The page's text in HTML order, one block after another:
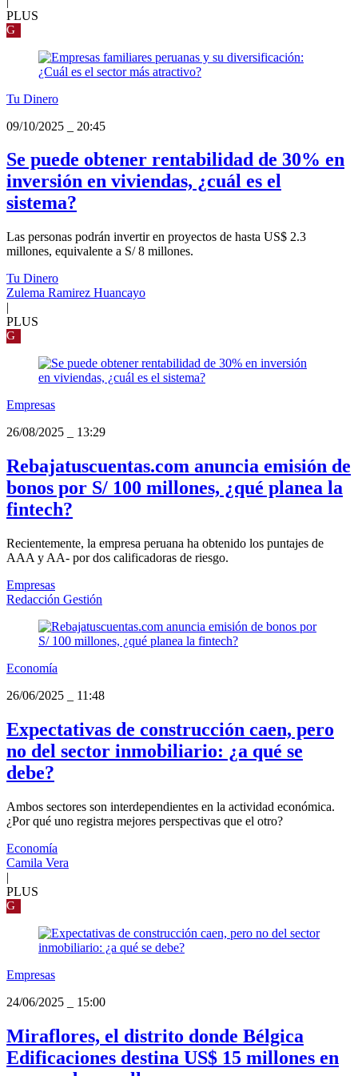
PLUS
G
Tu Dinero
09/10/2025
20:45
Se puede obtener rentabilidad de 30% en
inversión en viviendas, ¿cuál es el
sistema?
Las personas podrán invertir en proyectos de hasta US$ 2.3
millones, equivalente a S/ 8 millones.
Tu Dinero
Zulema Ramirez Huancayo
|
PLUS
G
Empresas
26/08/2025
13:29
Rebajatuscuentas.com anuncia emisión de
bonos por S/ 100 millones, ¿qué planea la
fintech?
Recientemente, la empresa peruana ha obtenido los puntajes de
AAA y AA- por dos calificadoras de riesgo.
Empresas
Redacción Gestión
Economía
26/06/2025
11:48
Expectativas de construcción caen, pero
no del sector inmobiliario: ¿a qué se
debe?
Ambos sectores son interdependientes en la actividad económica.
¿Por qué uno registra mejores perspectivas que el otro?
Economía
Camila Vera
|
PLUS
G
Empresas
24/06/2025
15:00
Miraflores, el distrito donde Bélgica
Edificaciones destina US$ 15 millones en